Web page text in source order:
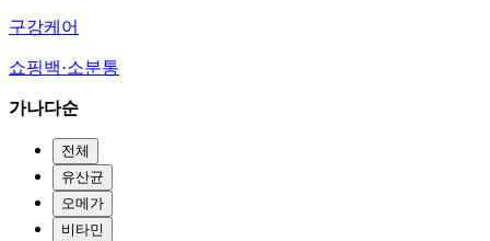
구강케어
쇼핑백·소분통
가나다순
전체
유산균
오메가
비타민